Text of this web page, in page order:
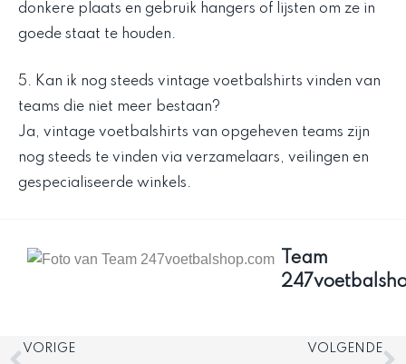
donkere plaats en gebruik hangers of lijsten om ze in
goede staat te houden.
5. Kan ik nog steeds vintage voetbalshirts vinden van
teams die niet meer bestaan?
Ja, vintage voetbalshirts van opgeheven teams zijn
nog steeds te vinden via verzamelaars, veilingen en
gespecialiseerde winkels.
Team
Vorige
VORIGE VOLGENDE